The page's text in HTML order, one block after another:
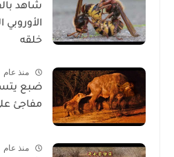
شاهد
الأوروبي
خلقه
منذ عام
ضبع
مفاجئ
منذ عام